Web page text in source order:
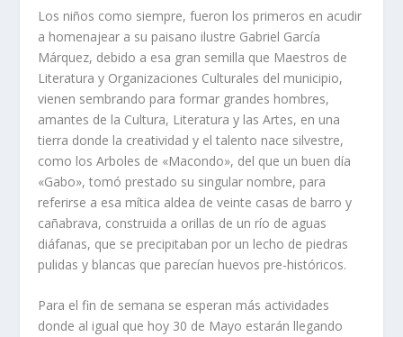
Los niños como siempre, fueron los primeros en acudir
a homenajear a su paisano ilustre Gabriel García
Márquez, debido a esa gran semilla que Maestros de
Literatura y Organizaciones Culturales del municipio,
vienen sembrando para formar grandes hombres,
amantes de la Cultura, Literatura y las Artes, en una
tierra donde la creatividad y el talento nace silvestre,
como los Arboles de «Macondo», del que un buen día
«Gabo», tomó prestado su singular nombre, para
referirse a esa mítica aldea de veinte casas de barro y
cañabrava, construida a orillas de un río de aguas
diáfanas, que se precipitaban por un lecho de piedras
pulidas y blancas que parecían huevos pre-históricos.
Para el fin de semana se esperan más actividades
donde al igual que hoy 30 de Mayo estarán llegando